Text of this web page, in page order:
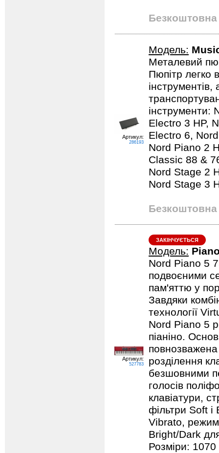
Безкоштовна
Артикул:
286193
Модель:
Металевий
Пюпітр легко
інструменти:
Electro 3 HP,
Electro 6,
Nord Piano 2
Classic 88 &
Nord Stage 2
Nord Stage 3
Безкоштовна
Артикул:
527783
ЗАКІНЧУЄТЬСЯ
Модель:
Nord Piano 5
подвоєними
пам'яттю у
Завдяки
технології
Nord Piano 5
піаніно.
розділення
безшовними
голосів
клавіатури,
фільтри Soft і
Vibrato, режим
Bright/Dark
Розміри: